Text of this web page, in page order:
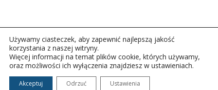
Copyright © 2026Polskie Radio Rzeszów S.A. w likwidacj.
Wszelkie prawa zastrzeżone.
Używamy ciasteczek, aby zapewnić najlepszą jakość
korzystania z naszej witryny.
Więcej informacji na temat plików cookie, których używamy,
oraz możliwości ich wyłączenia znajdziesz w ustawieniach.
Akceptuj Odrzuć Ustawienia